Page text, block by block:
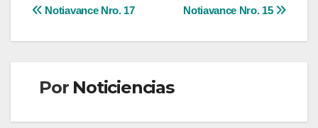
Navegación
de
entradas
Notiavance Nro. 15
Notiavance Nro. 17
Por Noticiencias